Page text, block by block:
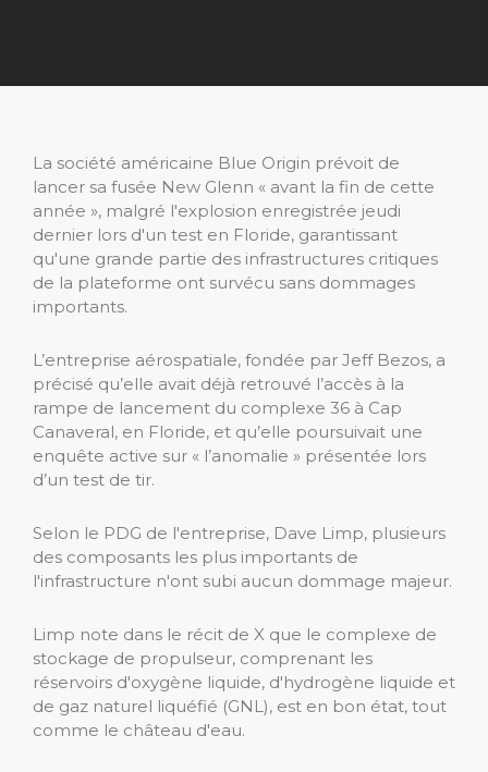
La société américaine Blue Origin prévoit de
lancer sa fusée New Glenn « avant la fin de cette
année », malgré l'explosion enregistrée jeudi
dernier lors d'un test en Floride, garantissant
qu'une grande partie des infrastructures critiques
de la plateforme ont survécu sans dommages
importants.
L’entreprise aérospatiale, fondée par Jeff Bezos, a
précisé qu’elle avait déjà retrouvé l’accès à la
rampe de lancement du complexe 36 à Cap
Canaveral, en Floride, et qu’elle poursuivait une
enquête active sur « l’anomalie » présentée lors
d’un test de tir.
Selon le PDG de l'entreprise, Dave Limp, plusieurs
des composants les plus importants de
l'infrastructure n'ont subi aucun dommage majeur.
Limp note dans le récit de X que le complexe de
stockage de propulseur, comprenant les
réservoirs d'oxygène liquide, d'hydrogène liquide et
de gaz naturel liquéfié (GNL), est en bon état, tout
comme le château d'eau.